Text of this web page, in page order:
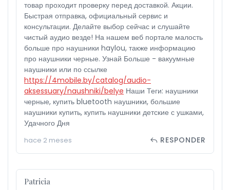
товар проходит проверку перед доставкой. Акции.
Быстрая отправка, официальный сервис и
консультации. Делайте выбор сейчас и слушайте
чистый аудио везде! На нашем веб портале малость
больше про наушники haylou, также информацию
про наушники черные. Узнай Больше - вакуумные
наушники или по ссылке
https://4mobile.by/catalog/audio-
aksessuary/naushniki/belye Наши Теги: наушники
черные, купить bluetooth наушники, большие
наушники купить, купить наушники детские с ушками,
Удачного Дня
hace 2 meses RESPONDER
Patricia